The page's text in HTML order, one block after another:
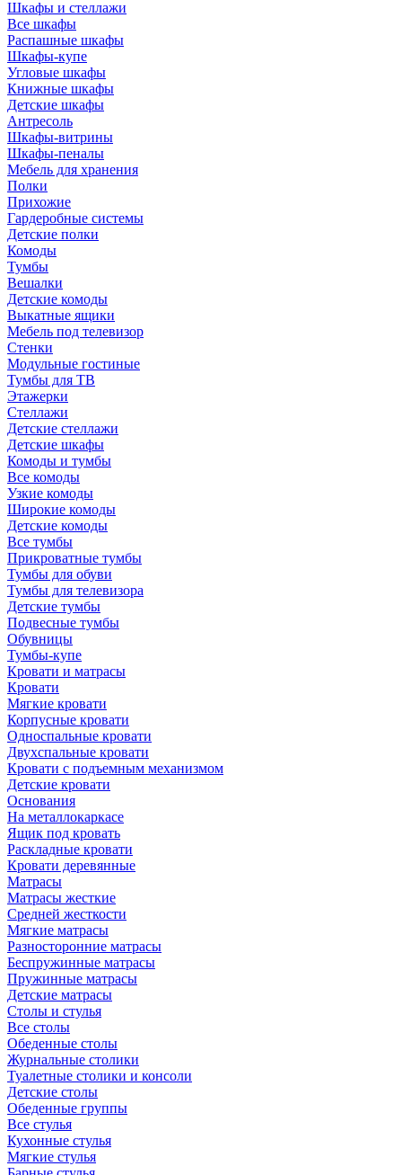
Шкафы и стеллажи
Все шкафы
Распашные шкафы
Шкафы-купе
Угловые шкафы
Книжные шкафы
Детские шкафы
Антресоль
Шкафы-витрины
Шкафы-пеналы
Мебель для хранения
Полки
Прихожие
Гардеробные системы
Детские полки
Комоды
Тумбы
Вешалки
Детские комоды
Выкатные ящики
Мебель под телевизор
Стенки
Модульные гостиные
Тумбы для ТВ
Этажерки
Стеллажи
Детские стеллажи
Детские шкафы
Комоды и тумбы
Все комоды
Узкие комоды
Широкие комоды
Детские комоды
Все тумбы
Прикроватные тумбы
Тумбы для обуви
Тумбы для телевизора
Детские тумбы
Подвесные тумбы
Обувницы
Тумбы-купе
Кровати и матрасы
Кровати
Мягкие кровати
Корпусные кровати
Односпальные кровати
Двухспальные кровати
Кровати с подъемным механизмом
Детские кровати
Основания
На металлокаркасе
Ящик под кровать
Раскладные кровати
Кровати деревянные
Матрасы
Матрасы жесткие
Средней жесткости
Мягкие матрасы
Разносторонние матрасы
Беспружинные матрасы
Пружинные матрасы
Детские матрасы
Столы и стулья
Все столы
Обеденные столы
Журнальные столики
Туалетные столики и консоли
Детские столы
Обеденные группы
Все стулья
Кухонные стулья
Мягкие стулья